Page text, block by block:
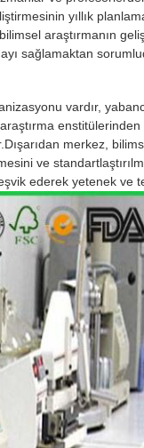
yıllık
araştırmanın
sağlamaktan
vardır,
merkez,
ve
ederek yetenek ve